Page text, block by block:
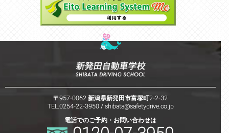
〒957-0062 新潟県新発田市富塚町2-2-32
TEL.0254-22-3950 / shibata@safetydrive.co.jp
電話でのご予約・お問い合わせは